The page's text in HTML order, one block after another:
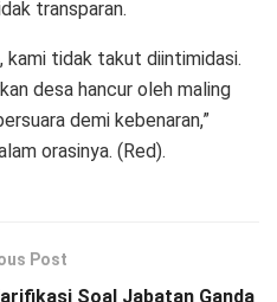
transparan.
kami tidak takut diintimidasi.
desa hancur oleh maling
demi kebenaran,”
orasinya. (Red).
Post
Soal Jabatan Ganda